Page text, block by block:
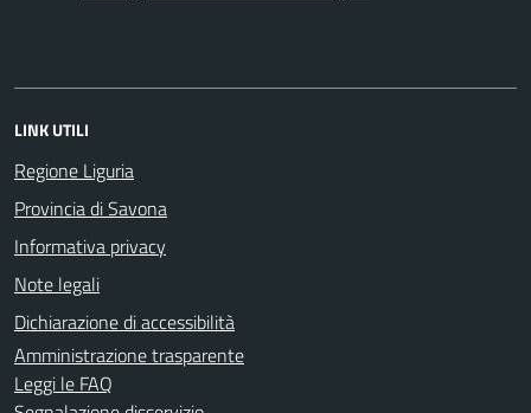
LINK UTILI
Regione Liguria
Provincia di Savona
Informativa privacy
Note legali
Dichiarazione di accessibilità
Amministrazione trasparente
Leggi le FAQ